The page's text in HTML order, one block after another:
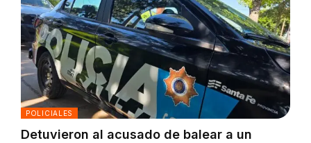
POLICIALES
Detuvieron al acusado de balear a un